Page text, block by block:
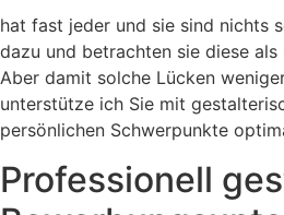
hat fast jeder und sie sind nichts
dazu und betrachten sie diese als
Aber damit solche Lücken
unterstütze ich Sie mit
persönlichen Schwerpunkte
Professionell